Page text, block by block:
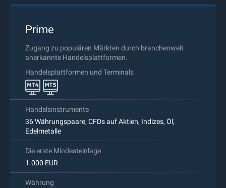
Prime
Zugang zu populären Märkten durch branchenweit
anerkannte Handelsplattformen.
Handelsplattformen und Terminals
Handelsinstrumente
36 Währungspaare, CFDs auf Aktien, Indizes, Öl,
Edelmetalle
Die erste Mindesteinlage
1.000 EUR
Währung